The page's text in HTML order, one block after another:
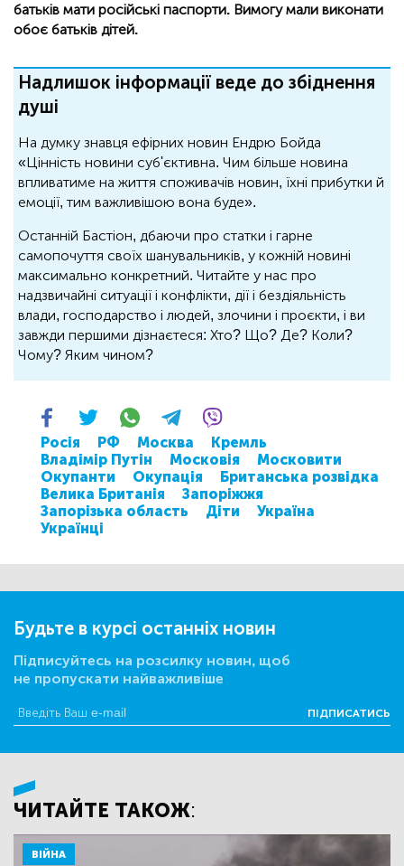
батьків мати російські паспорти. Вимогу мали виконати
обоє батьків дітей.
Надлишок інформації веде до збіднення
душі
На думку знавця ефірних новин Ендрю Бойда
«Цінність новини суб'єктивна. Чим більше новина
впливатиме на життя споживачів новин, їхні прибутки й
емоції, тим важливішою вона буде».
Останній Бастіон, дбаючи про статки і гарне
самопочуття своїх шанувальників, у кожній новині
максимально конкретний. Читайте у нас про
надзвичайні ситуації і конфлікти, дії і бездіяльність
влади, господарство і людей, злочини і проєкти, і ви
завжди першими дізнаєтеся: Хто? Що? Де? Коли?
Чому? Яким чином?
Росія РФ Москва
Кремль
Владімір Путін
Московія
Московити
Окупанти
Окупація
Британська розвідка
Велика Британія
Запоріжжя
Запорізька область
Діти
Україна
Українці
Будьте в курсі останніх новин
Підписуйтесь на розсилку новин, щоб
не пропускати найважливіше
ПІДПИСАТИСЬ
ЧИТАЙТЕ ТАКОЖ:
ВІЙНА